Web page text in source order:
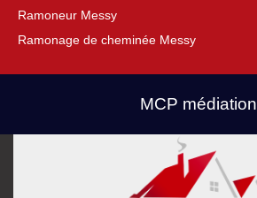
Ramoneur Messy
Ramonage de cheminée Messy
MCP médiation